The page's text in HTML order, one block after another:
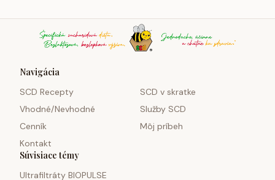
Navigácia
SCD Recepty
SCD v skratke
Vhodné/Nevhodné
Služby SCD
Cenník
Môj príbeh
Kontakt
Súvisiace témy
Ultrafiltráty BIOPULSE